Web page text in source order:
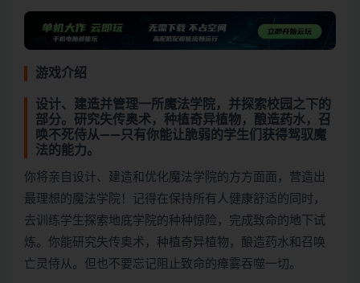
游戏介绍
设计、建造并管理一所魔法学院，并探索校园之下的
部分。研究失传奥术，种植奇异植物，酿造药水，召
唤不死侍从——只有你能让脆弱的学生们获得驾驭魔
法的能力。
你将亲自设计、建造和优化魔法学院的方方面面，营造出
最理想的魔法学院！记得在保持所有人健康舒适的同时，
去训练学生探索地底学院的种种惊险，完成致命的地下试
炼。你能研究失传奥术，种植奇异植物，酿造药水和召唤
亡灵侍从。但也不要忘记阻止致命的瘴雾吞噬一切。